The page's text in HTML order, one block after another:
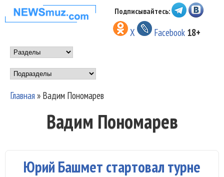
Перейти к основному
содержанию
НОВОСТИ
МУЗЫКИ И
ШОУ БИЗНЕСА
NEWSMUZ.COM
Подписывайтесь:
X Facebook 18+
Main menu
Подразделы
Вы здесь
Главная» Вадим Пономарев
Вадим Пономарев
Юрий Башмет стартовал турне